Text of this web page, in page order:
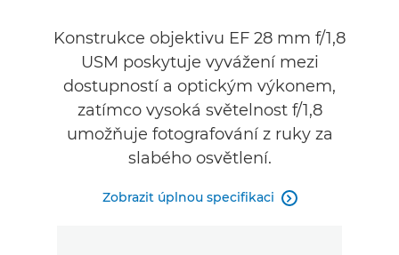
Konstrukce objektivu EF 28 mm f/1,8
USM poskytuje vyvážení mezi
dostupností a optickým výkonem,
zatímco vysoká světelnost f/1,8
umožňuje fotografování z ruky za
slabého osvětlení.
Zobrazit úplnou specifikaci 